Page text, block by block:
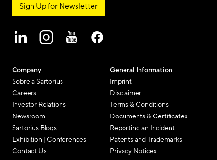
Company
Sobre a Sartorius
Careers
Investor Relations
Newsroom
Sartorius Blogs
Exhibition | Conferences
Contact Us
General Information
Imprint
Disclaimer
Terms & Conditions
Documents & Certificates
Reporting an Incident
Patents and Trademarks
Privacy Notices
Sign Up for Newsletter